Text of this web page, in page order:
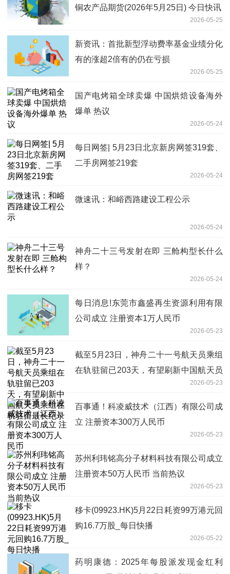
铜农产品期货(2026年5月25日) 今日快讯
2026-05-25
新资讯：首批新型浮动费率基金业绩分化
有的涨超2倍有的仍在亏损
2026-05-25
国产电烤箱全球卖爆 中国烘焙设备海外
爆单 热议
2026-05-24
每日网签| 5月23日北京新房网签319套、
二手房网签219套
2026-05-24
微速讯：和峪西路建设工程公示
2026-05-24
神舟二十三号发射在即 三舱构型长什么
样？
2026-05-24
每日消息!东莞市鑫盛再生资源利用有限
公司成立 注册资本1万人民币
2026-05-23
截至5月23日，神舟二十一号航天员乘组
在轨驻留已203天，有望刷新中国航天员
2026-05-23
百事通！科凌威技术（江西）有限公司成
立 注册资本300万人民币
2026-05-23
苏州利玮铭高分子材料科技有限公司成立
注册资本50万人民币 当前热议
2026-05-23
移卡(09923.HK)5月22日耗资99万港元回
购16.7万股_每日快播
2026-05-22
药明康德：2025年每股派发现金红利